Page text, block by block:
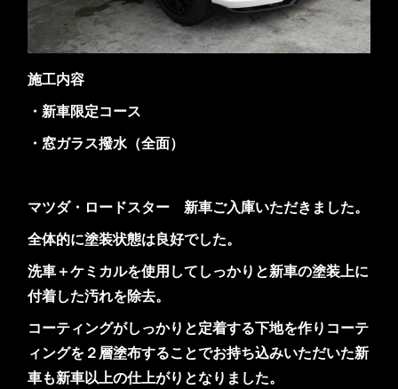
施工内容
・新車限定コース
・窓ガラス撥水（全面）
マツダ・ロードスター 新車ご入庫いただきました。
全体的に塗装状態は良好でした。
洗車＋ケミカルを使用してしっかりと新車の塗装上に
付着した汚れを除去。
コーティングがしっかりと定着する下地を作りコーテ
ィングを２層塗布することでお持ち込みいただいた新
車も新車以上の仕上がりとなりました。